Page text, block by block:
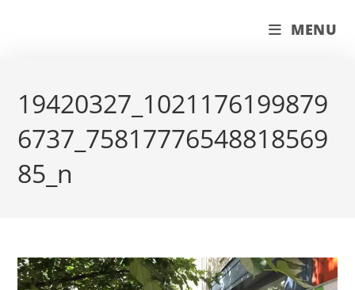
MENU
19420327_1021176199879
6737_75817776548818569
85_n